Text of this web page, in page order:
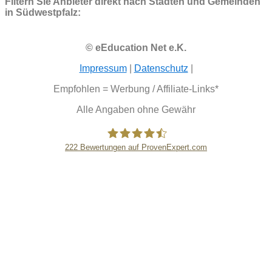
in Südwestpfalz:
© eEducation Net e.K.
Impressum| Datenschutz
Empfohlen = Werbung / Affiliate-Links*
Alle Angaben ohne Gewähr
222 Bewertungen auf ProvenExpert.com